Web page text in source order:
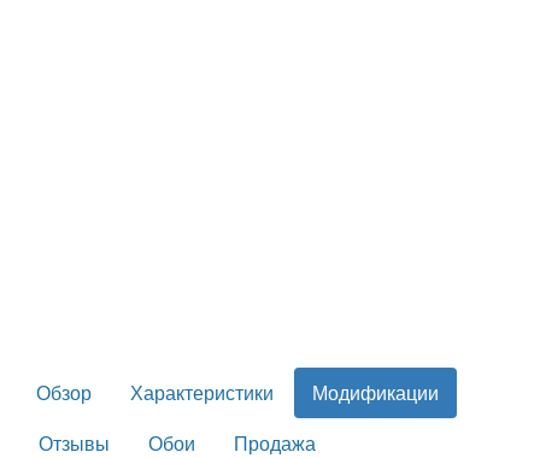
Обзор Характеристики
Модификации
Отзывы
Обои Продажа